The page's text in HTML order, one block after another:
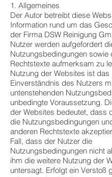
1. Allgemeines
Der Autor betreibt diese
Information rund um das
der Firma DSW Reinigung
Nutzer werden aufgefordert
Nutzungsbedingungen sowie
Rechtstexte aufmerksam zu
Nutzung der Websites ist das
Einverständnis des Nutzers
untenstehenden
unbedingte Voraussetzung.
der Websites bedeutet, dass
die Nutzungsbedingungen
anderen Rechtstexte
Fall, dass der Nutzer die
Nutzungsbedingungen nicht
ihm die weitere Nutzung der
untersagt. Erfolgt ein Verstoß